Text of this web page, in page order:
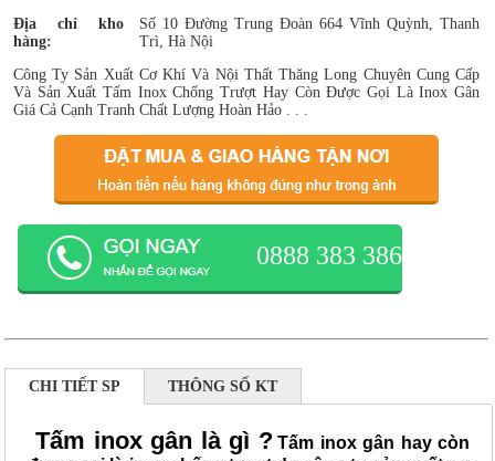
Địa chỉ kho
hàng:
Số 10 Đường Trung Đoàn 664 Vĩnh Quỳnh, Thanh
Trì, Hà Nội
Công Ty Sản Xuất Cơ Khí Và Nội Thất Thăng Long Chuyên Cung Cấp
Và Sản Xuất Tấm Inox Chống Trượt Hay Còn Được Gọi Là Inox Gân
Giá Cả Cạnh Tranh Chất Lượng Hoàn Hảo . . .
0888 383 386
CHI TIẾT SP THÔNG SỐ KT
Tấm inox gân là gì ? Tấm inox gân hay còn